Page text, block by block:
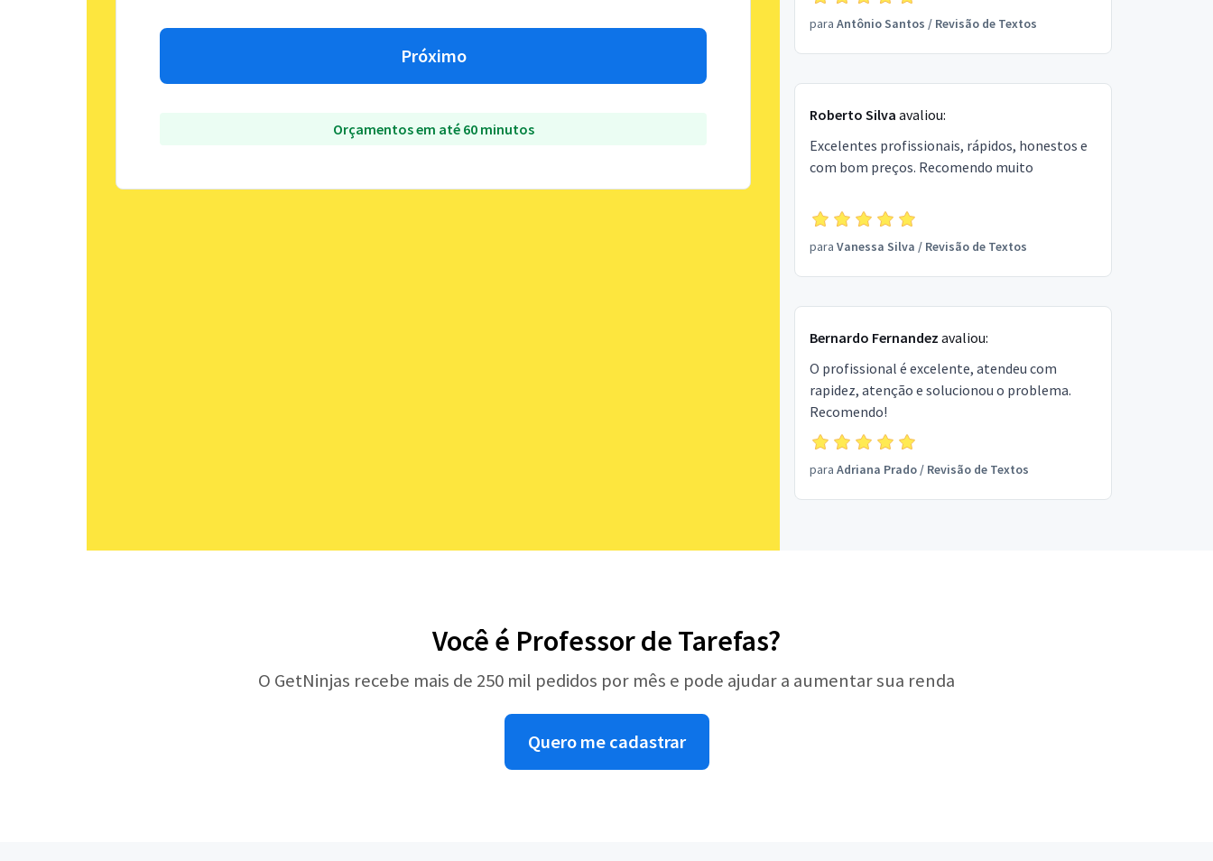
Próximo
Orçamentos em até 60 minutos
para Antônio Santos / Revisão de Textos
Roberto Silva avaliou:
Excelentes profissionais, rápidos, honestos e
com bom preços. Recomendo muito
para Vanessa Silva / Revisão de Textos
Bernardo Fernandez avaliou:
O profissional é excelente, atendeu com
rapidez, atenção e solucionou o problema.
Recomendo!
para Adriana Prado/ Revisão de Textos
Você é Professor de Tarefas?
O GetNinjas recebe mais de 250 mil pedidos por mês e pode ajudar a aumentar sua renda
Quero me cadastrar